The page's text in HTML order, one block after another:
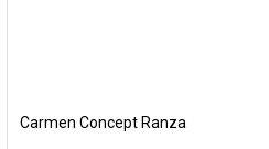
Carmen Concept Ranza